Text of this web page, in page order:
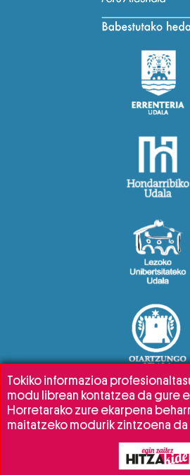
Tokiko informazioa
modu librean kontatzea da gure
Horretarako zure ekarpena
maitatzeko modurik zintzoena